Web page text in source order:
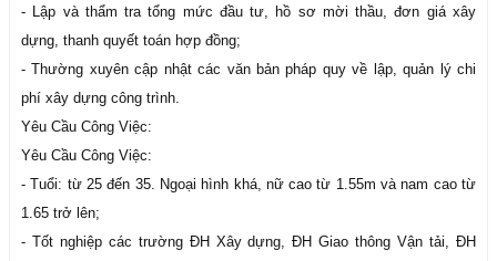
- Lập và thẩm tra tổng mức đầu tư, hồ sơ mời thầu, đơn giá xây
dựng, thanh quyết toán hợp đồng;
- Thường xuyên cập nhật các văn bản pháp quy về lập, quản lý chi
phí xây dựng công trình.
Yêu Cầu Công Việc:
Yêu Cầu Công Việc:
- Tuổi: từ 25 đến 35. Ngoại hình khá, nữ cao từ 1.55m và nam cao từ
1.65 trở lên;
- Tốt nghiệp các trường ĐH Xây dựng, ĐH Giao thông Vận tải, ĐH